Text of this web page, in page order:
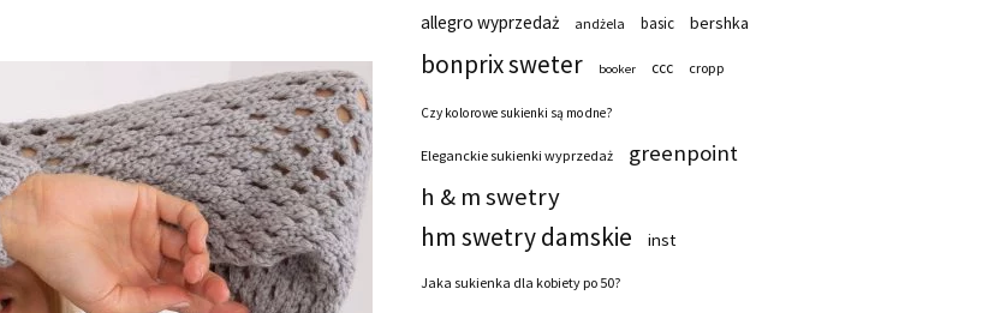
allegro wyprzedaż
andżela basic bershka
bonprix sweter booker ccc cropp
Czy kolorowe sukienki są modne?
Eleganckie sukienki wyprzedaż greenpoint
h & m swetry
hm swetry damskie inst
Jaka sukienka dla kobiety po 50?